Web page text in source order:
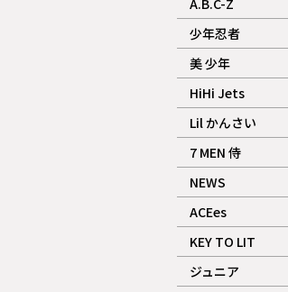
A.B.C-Z
記事
ギャラリー
少年忍者
記事
美 少年
記事
HiHi Jets
記事
Lil かんさい
記事
7 MEN 侍
記事
NEWS
記事
ACEes
記事
KEY TO LIT
記事
ジュニア